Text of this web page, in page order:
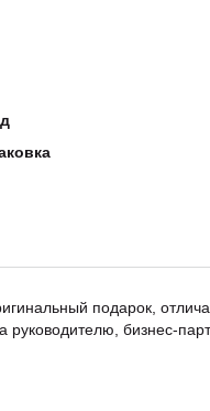
подарок,
бизнес-